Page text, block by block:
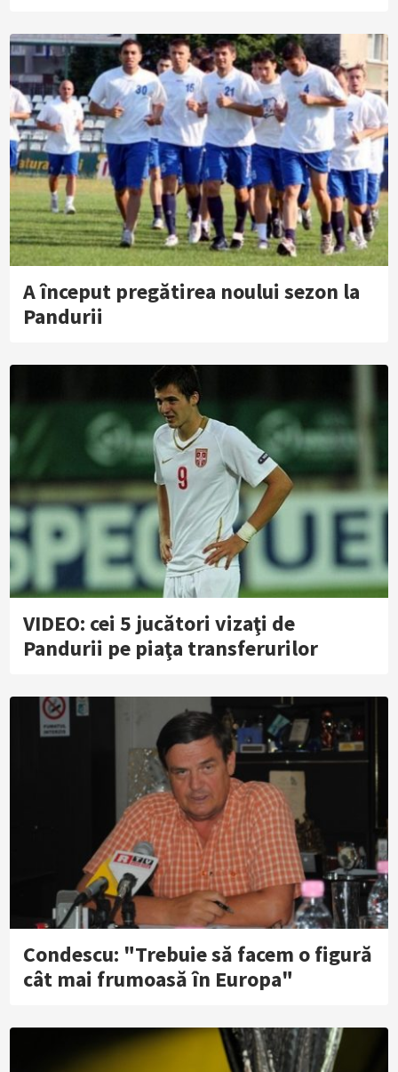
A început pregătirea noului sezon la
Pandurii
VIDEO: cei 5 jucători vizaţi de
Pandurii pe piaţa transferurilor
Condescu: "Trebuie să facem o figură
cât mai frumoasă în Europa"